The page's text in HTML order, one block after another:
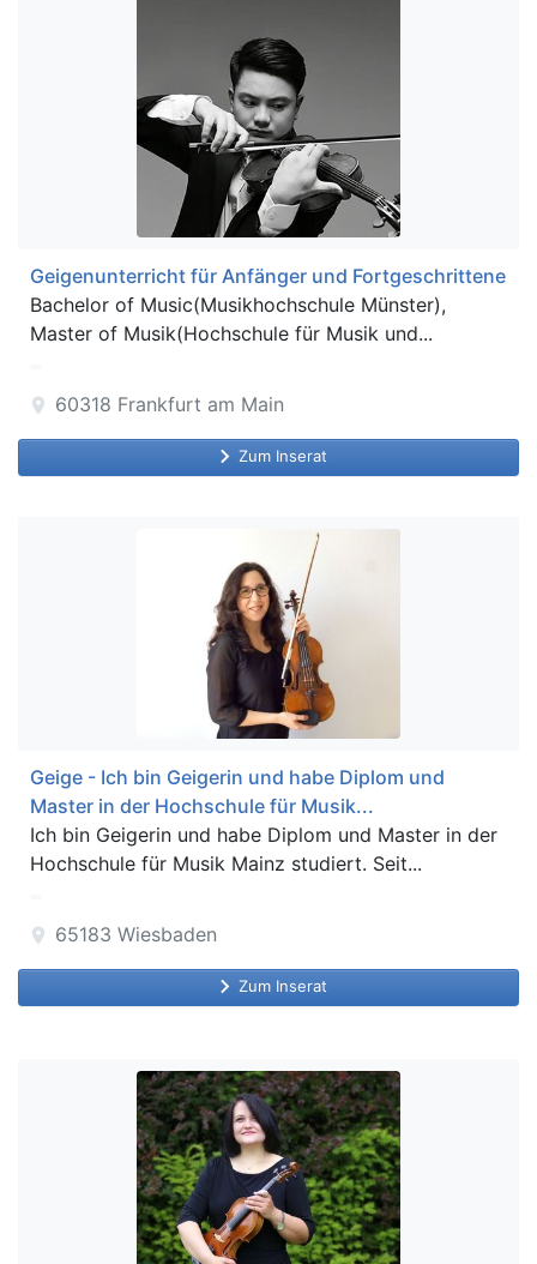
Geigenunterricht für Anfänger und Fortgeschrittene
Bachelor of Music(Musikhochschule Münster),
Master of Musik(Hochschule für Musik und...
location_on 60318 Frankfurt am Main
keyboard_arrow_right Zum Inserat
Geige - Ich bin Geigerin und habe Diplom und
Master in der Hochschule für Musik...
Ich bin Geigerin und habe Diplom und Master in der
Hochschule für Musik Mainz studiert. Seit...
location_on 65183 Wiesbaden
keyboard_arrow_right Zum Inserat